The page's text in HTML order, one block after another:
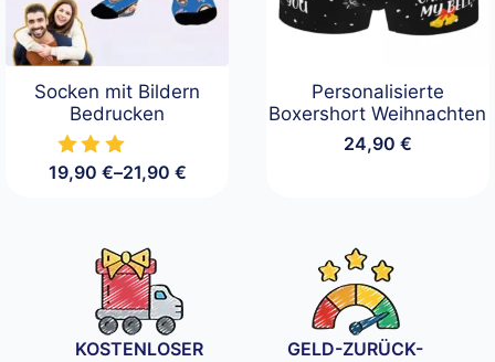
Socken mit Bildern
Bedrucken
19,90 €–21,90 €
Preisspanne:
21,90 €
Personalisierte
Boxershort Weihnachten
24,90 €
KOSTENLOSER
GELD-ZURÜCK-